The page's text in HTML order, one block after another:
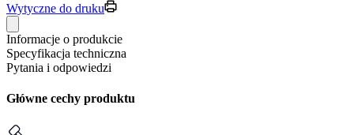
Wytyczne do druku
Informacje o produkcie
Specyfikacja techniczna
Pytania i odpowiedzi
Główne cechy produktu